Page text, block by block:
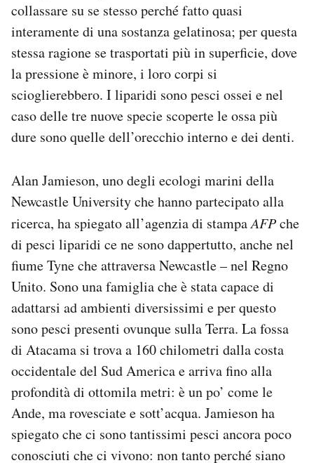
collassare su se stesso perché fatto quasi
interamente di una sostanza gelatinosa; per questa
stessa ragione se trasportati più in superficie, dove
la pressione è minore, i loro corpi si
scioglierebbero. I liparidi sono pesci ossei e nel
caso delle tre nuove specie scoperte le ossa più
dure sono quelle dell’orecchio interno e dei denti.
Alan Jamieson, uno degli ecologi marini della
Newcastle University che hanno partecipato alla
ricerca, ha spiegato all’agenzia di stampaAFPche
di pesci liparidi ce ne sono dappertutto, anche nel
fiume Tyne che attraversa Newcastle – nel Regno
Unito. Sono una famiglia che è stata capace di
adattarsi ad ambienti diversissimi e per questo
sono pesci presenti ovunque sulla Terra. La fossa
di Atacama si trova a 160 chilometri dalla costa
occidentale del Sud America e arriva fino alla
profondità di ottomila metri: è un po’ come le
Ande, ma rovesciate e sott’acqua. Jamieson ha
spiegato che ci sono tantissimi pesci ancora poco
conosciuti che ci vivono: non tanto perché siano